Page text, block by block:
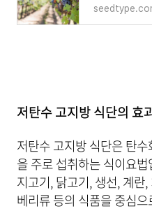
저탄수 고지방 식단의 효
저탄수 고지방 식단은 탄
을 주로 섭취하는 식이요
지고기, 닭고기, 생선, 계란
베리류 등의 식품을 중심